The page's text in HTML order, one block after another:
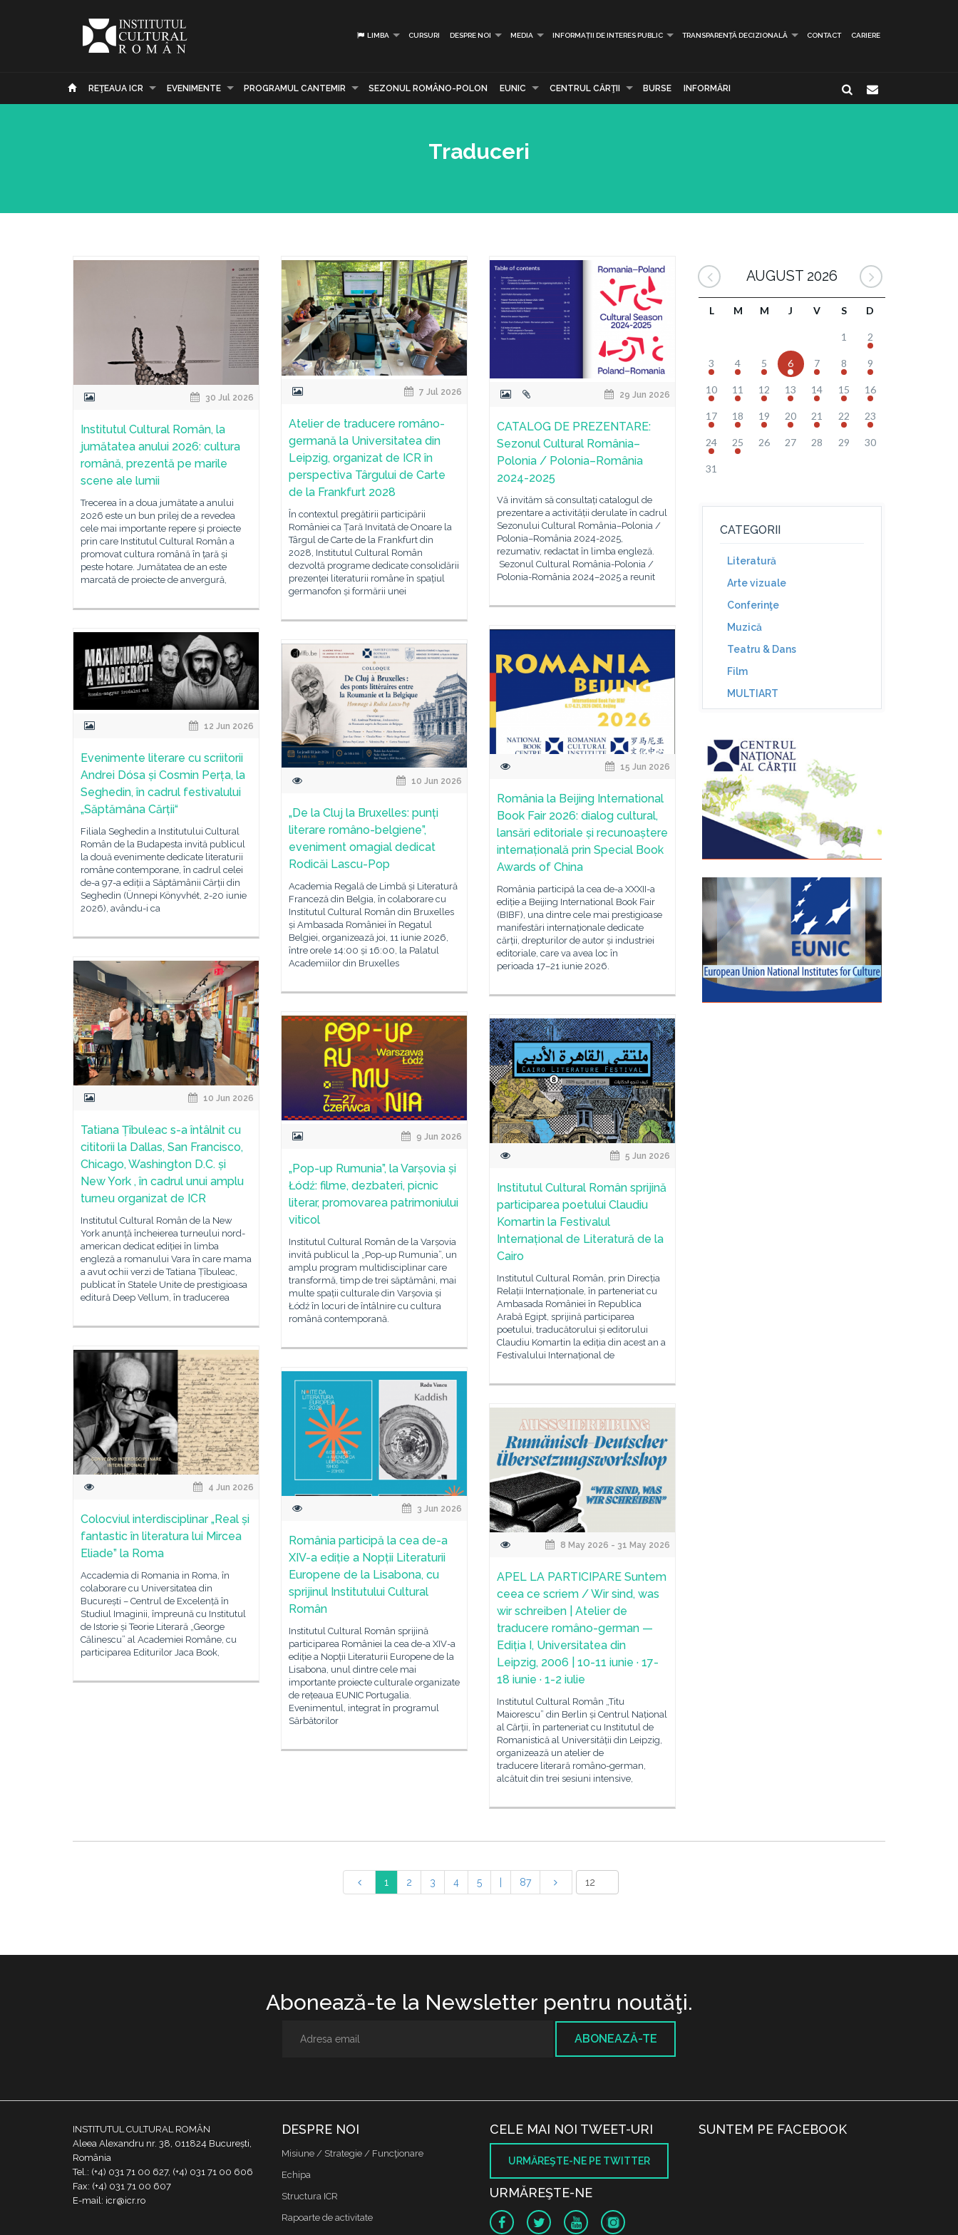
LIMBA CURSURI DESPRE NOI MEDIA INFORMAȚII DE INTERES PUBLIC TRANSPARENȚĂ DECIZIONALĂ CONTACT CARIERE
REŢEAUA ICR EVENIMENTE PROGRAMUL CANTEMIR SEZONUL ROMÂNO-POLON EUNIC CENTRUL CĂRŢII BURSE INFORMĂRI
Traduceri
30 Jul 2026
Institutul Cultural Român, la
jumătatea anului 2026: cultura
română, prezentă pe marile
scene ale lumii
Trecerea în a doua jumătate a anului
2026 este un bun prilej de a revedea
cele mai importante repere și proiecte
prin care Institutul Cultural Român a
promovat cultura română în țară și
peste hotare. Jumătatea de an este
marcată de proiecte de anvergură,
7 Jul 2026
Atelier de traducere româno-
germană la Universitatea din
Leipzig, organizat de ICR în
perspectiva Târgului de Carte
de la Frankfurt 2028
În contextul pregătirii participării
României ca Țară Invitată de Onoare la
Târgul de Carte de la Frankfurt din
2028, Institutul Cultural Român
dezvoltă programe dedicate consolidării
prezenței literaturii române în spațiul
germanofon și formării unei
29 Jun 2026
CATALOG DE PREZENTARE:
Sezonul Cultural România–
Polonia / Polonia–România
2024-2025
Vă invităm să consultați catalogul de
prezentare a activității derulate în cadrul
Sezonului Cultural România–Polonia /
Polonia–România 2024-2025,
rezumativ, redactat în limba engleză.
Sezonul Cultural România-Polonia /
Polonia-România 2024–2025 a reunit
15 Jun 2026
România la Beijing International
Book Fair 2026: dialog cultural,
lansări editoriale și recunoaștere
internațională prin Special Book
Awards of China
România participă la cea de-a XXXII-a
ediție a Beijing International Book Fair
(BIBF), una dintre cele mai prestigioase
manifestări internaționale dedicate
cărții, drepturilor de autor și industriei
editoriale, care va avea loc în
perioada 17–21 iunie 2026.
12 Jun 2026
Evenimente literare cu scriitorii
Andrei Dósa și Cosmin Perța, la
Seghedin, în cadrul festivalului
„Săptămâna Cărții“
Filiala Seghedin a Institutului Cultural
Român de la Budapesta invită publicul
la două evenimente dedicate literaturii
române contemporane, în cadrul celei
de-a 97-a ediții a Săptămânii Cărții din
Seghedin (Ünnepi Könyvhét, 2-20 iunie
2026), avându-i ca
10 Jun 2026
„De la Cluj la Bruxelles: punți
literare româno-belgiene”,
eveniment omagial dedicat
Rodicăi Lascu-Pop
Academia Regală de Limbă și Literatură
Franceză din Belgia, în colaborare cu
Institutul Cultural Român din Bruxelles
și Ambasada României în Regatul
Belgiei, organizează joi, 11 iunie 2026,
între orele 14:00 și 16:00, la Palatul
Academiilor din Bruxelles
10 Jun 2026
Tatiana Țîbuleac s-a întâlnit cu
cititorii la Dallas, San Francisco,
Chicago, Washington D.C. și
New York , în cadrul unui amplu
turneu organizat de ICR
Institutul Cultural Român de la New
York anunță încheierea turneului nord-
american dedicat ediției în limba
engleză a romanului Vara în care mama
a avut ochii verzi de Tatiana Țîbuleac,
publicat în Statele Unite de prestigioasa
editură Deep Vellum, în traducerea
9 Jun 2026
„Pop-up Rumunia”, la Varșovia și
Łódź: filme, dezbateri, picnic
literar, promovarea patrimoniului
viticol
Institutul Cultural Român de la Varșovia
invită publicul la „Pop-up Rumunia”, un
amplu program multidisciplinar care
transformă, timp de trei săptămâni, mai
multe spații culturale din Varșovia și
Łódź în locuri de întâlnire cu cultura
română contemporană.
5 Jun 2026
Institutul Cultural Român sprijină
participarea poetului Claudiu
Komartin la Festivalul
Internațional de Literatură de la
Cairo
Institutul Cultural Român, prin Direcția
Relații Internaționale, în parteneriat cu
Ambasada României în Republica
Arabă Egipt, sprijină participarea
poetului, traducătorului și editorului
Claudiu Komartin la ediția din acest an a
Festivalului Internațional de
4 Jun 2026
Colocviul interdisciplinar „Real și
fantastic în literatura lui Mircea
Eliade” la Roma
Accademia di Romania in Roma, în
colaborare cu Universitatea din
București – Centrul de Excelență în
Studiul Imaginii, împreună cu Institutul
de Istorie și Teorie Literară „George
Călinescu” al Academiei Române, cu
participarea Editurilor Jaca Book,
3 Jun 2026
România participă la cea de-a
XIV-a ediție a Nopții Literaturii
Europene de la Lisabona, cu
sprijinul Institutului Cultural
Român
Institutul Cultural Român sprijină
participarea României la cea de-a XIV-a
ediție a Nopții Literaturii Europene de la
Lisabona, unul dintre cele mai
importante proiecte culturale organizate
de rețeaua EUNIC Portugalia.
Evenimentul, integrat în programul
Sărbătorilor
8 May 2026 - 31 May 2026
APEL LA PARTICIPARE Suntem
ceea ce scriem / Wir sind, was
wir schreiben | Atelier de
traducere româno-german —
Ediția I, Universitatea din
Leipzig, 2006 | 10-11 iunie · 17-
18 iunie · 1-2 iulie
Institutul Cultural Român „Titu
Maiorescu” din Berlin și Centrul Național
al Cărții, în parteneriat cu Institutul de
Romanistică al Universității din Leipzig,
organizează un atelier de
traducere literară româno-german,
alcătuit din trei sesiuni intensive,
AUGUST 2026
L M M J V S D
1 2
3 4 5 6 7 8 9
10 11 12 13 14 15 16
17 18 19 20 21 22 23
24 25 26 27 28 29 30
31
CATEGORII
Literatură
Arte vizuale
Conferinţe
Muzică
Teatru & Dans
Film
MULTIART
1 2 3 4 5 87
Abonează-te la Newsletter pentru noutăţi.
ABONEAZĂ-TE
INSTITUTUL CULTURAL ROMÂN
Aleea Alexandru nr. 38, 011824 București,
România
Tel.: (+4) 031 71 00 627, (+4) 031 71 00 606
Fax: (+4) 031 71 00 607
E-mail: icr@icr.ro
DESPRE NOI
Misiune / Strategie / Funcţionare
Echipa
Structura ICR
Rapoarte de activitate
CELE MAI NOI TWEET-URI
URMĂREŞTE-NE PE TWITTER
URMĂREŞTE-NE
SUNTEM PE FACEBOOK